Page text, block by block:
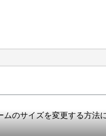
のサイズを変更する方法